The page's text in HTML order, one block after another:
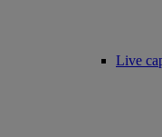
Live